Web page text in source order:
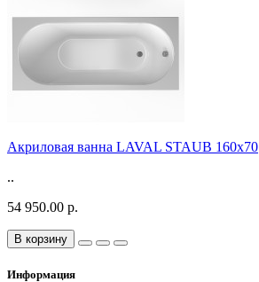
Акриловая ванна LAVAL STAUB 160х70
..
54 950.00 р.
В корзину
Информация